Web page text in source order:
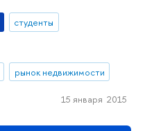
студенты
рынок недвижимости
15 января 2015